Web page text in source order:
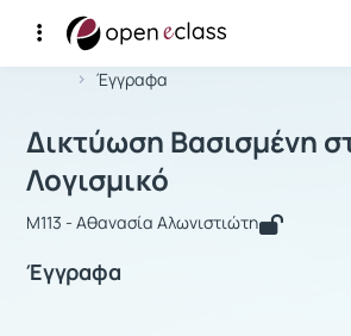
Αρχική Σελίδα
Έγγραφα
Μάθημα : Δικτύωση
Δικτύωση Βασισμένη
Λογισμικό
M113 - Αθανασία Αλωνιστιώτη
Έγγραφα